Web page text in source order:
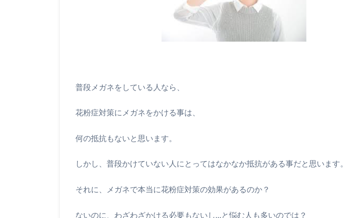
普段メガネをしている人なら、
花粉症対策にメガネをかける事は、
何の抵抗もないと思います。
しかし、普段かけていない人にとってはなかなか抵抗がある事だと思います。
それに、メガネで本当に花粉症対策の効果があるのか？
ないのに、わざわざかける必要もないし…と悩む人も多いのでは？